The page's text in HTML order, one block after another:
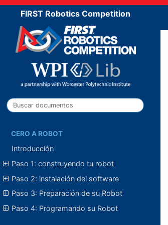
FIRST Robotics Competition
CERO A ROBOT
Introducción
Paso 1: construyendo tu robot
Paso 2: instalación del software
Paso 3: Preparación de su Robot
Paso 4: Programando su Robot